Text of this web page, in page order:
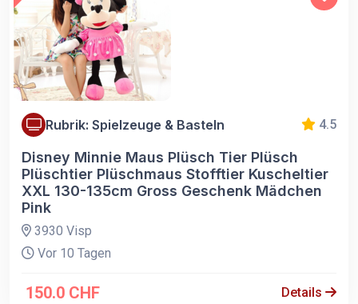
Rubrik: Spielzeuge & Basteln 4.5
Disney Minnie Maus Plüsch Tier Plüsch
Plüschtier Plüschmaus Stofftier Kuscheltier
XXL 130-135cm Gross Geschenk Mädchen
Pink
3930 Visp
Vor 10 Tagen
150.0 CHF Details